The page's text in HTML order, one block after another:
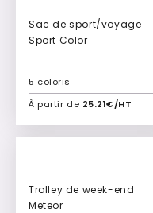
Sac de sport/voyage
Sport Color
À partir de 25.21€/HT
5 coloris
Ajouter à mon devis
Trolley de week-end
Meteor